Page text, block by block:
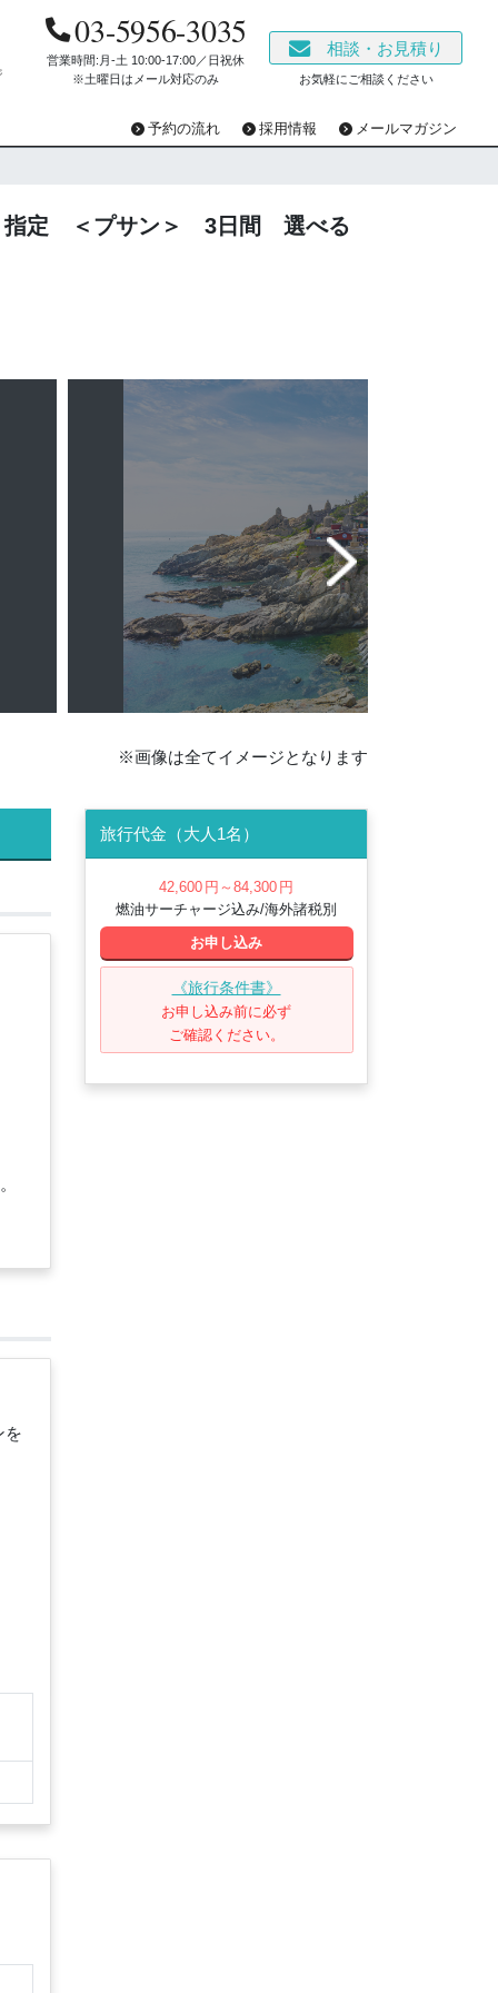
03-5956-3035
営業時間:月-土 10:00‐17:00／日祝休
※土曜日はメール対応のみ
相談・お見積り
お気軽にご相談ください
予約の流れ 採用情報 メールマガジン
指定 ＜プサン＞ 3日間 選べる
※画像は全てイメージとなります
を
旅行代金（大人1名）
42,600 円 ～84,300 円
燃油サーチャージ込み/海外諸税別
お申し込み
《旅行条件書》
お申し込み前に必ず
ご確認ください。